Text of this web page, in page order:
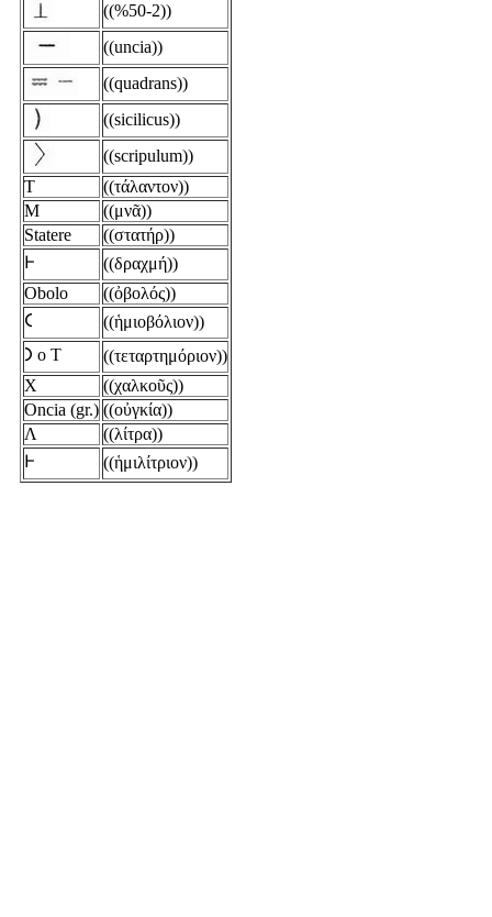
((%50-2))
((uncia))
((quadrans))
((sicilicus))
((scripulum))
T
((τάλαντον))
M
((μνᾶ))
Statere
((στατήρ))
𐅂
((δραχμή))
Obolo
((ὀβολός))
𐅁
((ἡμιοβόλιον))
𐅀 o T
((τεταρτημόριον))
X
((χαλκοῦς))
Oncia (gr.) ((οὐγκία))
Λ
((λίτρα))
𐅂
((ἡμιλίτριον))